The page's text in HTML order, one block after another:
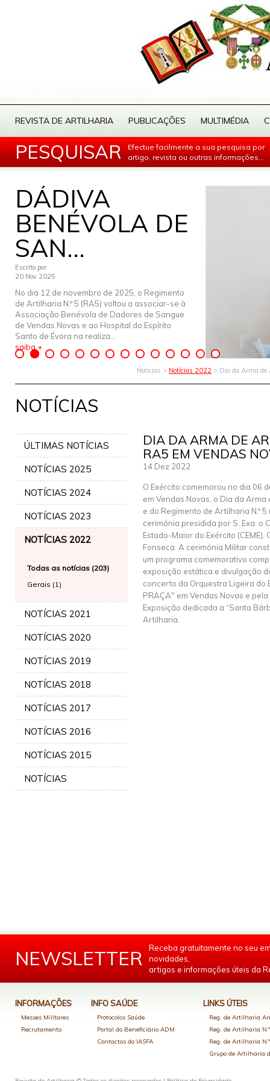
REVISTA DE ARTILHARIA PUBLICAÇÕES MULTIMÉDIA
PESQUISAR
Efectue facilmente a sua pesquisa por
artigo, revista ou outras informações...
DÁDIVA
BENÉVOLA DE
SAN...
Escrito por
20 Nov 2025
No dia 12 de novembro de 2025, o Regimento
de Artilharia N.º 5 (RA5) voltou a associar-se à
Associação Benévola de Dadores de Sangue
de Vendas Novas e ao Hospital do Espírito
Santo de Évora na realiza...
saiba +
Notícias > Notícias 2022 > Dia da Arma de
NOTÍCIAS
ÚLTIMAS NOTÍCIAS
NOTÍCIAS 2025
NOTÍCIAS 2024
NOTÍCIAS 2023
NOTÍCIAS 2022
Todas as notícias (203)
Gerais (1)
NOTÍCIAS 2021
NOTÍCIAS 2020
NOTÍCIAS 2019
NOTÍCIAS 2018
NOTÍCIAS 2017
NOTÍCIAS 2016
NOTÍCIAS 2015
NOTÍCIAS
DIA DA ARMA DE
RA5 EM VENDAS
14 Dez 2022
O Exército comemorou no dia 06
em Vendas Novas, o Dia da
e do Regimento de Artilharia N.º 5
cerimónia presidida por S. Exa. o
Estado-Maior do Exército (CEME),
Fonseca. A cerimónia Militar
um programa comemorativo
exposição estática e divulgação
concerto da Orquestra Ligeira do
PRAÇA" em Vendas Novas e
Exposição dedicada a “Santa
Artilharia.
NEWSLETTER
Receba gratuitamente no seu
novidades,
artigos e informações úteis da
INFORMAÇÕES
Messes Militares
Recrutamento
INFO SAÚDE
Protocolos Saúde
Portal do Beneficiário ADM
Contactos do IASFA
LINKS ÚTEIS
Reg. de Artilharia
Reg. de Artilharia
Reg. de Artilharia
Grupo de Artilharia